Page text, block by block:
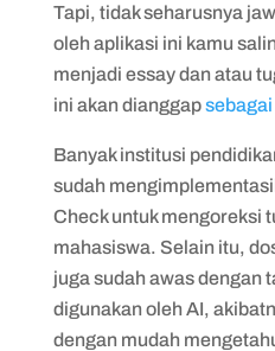
Tapi, tidak seharusnya
oleh aplikasi ini kamu
menjadi essay dan atau
ini akan dianggap
Banyak institusi
sudah
Check untuk mengoreksi
mahasiswa. Selain itu,
juga sudah awas dengan
digunakan oleh AI,
dengan mudah